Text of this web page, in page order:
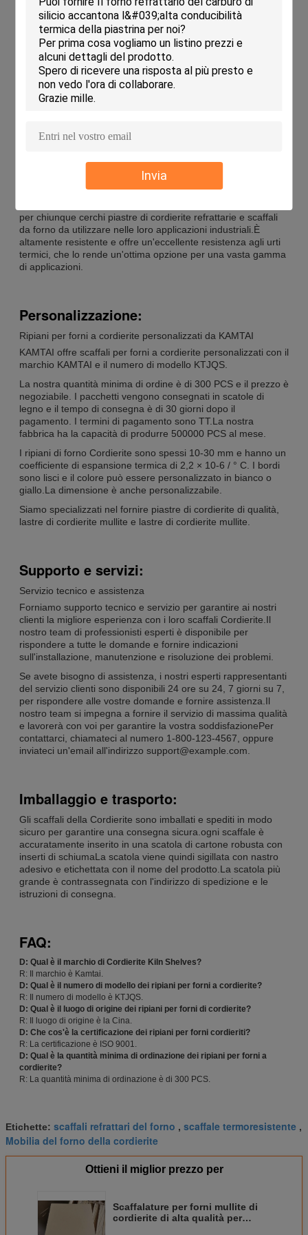
Invia
Applicazioni:
KAMTAI KTJQS Mensole per forni a cordierite
KAMTAI KTJQS Cordierite Kiln Shelves sono la scelta perfetta
per molte applicazioni industriali, come forni, forni, forni e
altro ancora.che è noto per la sua eccellente resistenza allo
shock termico e il suo basso coefficiente di espansione
termicaÈ altamente resistente, con una densità di 1,9-2,2
KAMTAI KTJQS Cordierite Kiln Shelves sono certificati ISO
300 pezzi.Le condizioni di pagamento sono TT e la capacità
di fornitura è di 500000 pezzi al meseQuesto prodotto è
confezionato in una scatola di legno per una consegna sicura.
per chiunque cerchi piastre di cordierite refrattarie e scaffali
da forno da utilizzare nelle loro applicazioni industriali.È
altamente resistente e offre un'eccellente resistenza agli urti
termici, che lo rende un'ottima opzione per una vasta gamma
di applicazioni.
Personalizzazione:
Ripiani per forni a cordierite personalizzati da KAMTAI
KAMTAI offre scaffali per forni a cordierite personalizzati con il
marchio KAMTAI e il numero di modello KTJQS.
La nostra quantità minima di ordine è di 300 PCS e il prezzo è
negoziabile. I pacchetti vengono consegnati in scatole di
legno e il tempo di consegna è di 30 giorni dopo il
pagamento. I termini di pagamento sono TT.La nostra
fabbrica ha la capacità di produrre 500000 PCS al mese.
I ripiani di forno Cordierite sono spessi 10-30 mm e hanno un
coefficiente di espansione termica di 2,2 × 10-6 / ° C. I bordi
sono lisci e il colore può essere personalizzato in bianco o
giallo.La dimensione è anche personalizzabile.
Siamo specializzati nel fornire piastre di cordierite di qualità,
lastre di cordierite mullite e lastre di cordierite mullite.
Supporto e servizi:
Servizio tecnico e assistenza
Forniamo supporto tecnico e servizio per garantire ai nostri
clienti la migliore esperienza con i loro scaffali Cordierite.Il
nostro team di professionisti esperti è disponibile per
rispondere a tutte le domande e fornire indicazioni
sull'installazione, manutenzione e risoluzione dei problemi.
Se avete bisogno di assistenza, i nostri esperti rappresentanti
del servizio clienti sono disponibili 24 ore su 24, 7 giorni su 7,
per rispondere alle vostre domande e fornire assistenza.Il
nostro team si impegna a fornire il servizio di massima qualità
e lavorerà con voi per garantire la vostra soddisfazionePer
contattarci, chiamateci al numero 1-800-123-4567, oppure
inviateci un'email all'indirizzo support@example.com.
Imballaggio e trasporto:
Gli scaffali della Cordierite sono imballati e spediti in modo
sicuro per garantire una consegna sicura.ogni scaffale è
accuratamente inserito in una scatola di cartone robusta con
inserti di schiumaLa scatola viene quindi sigillata con nastro
adesivo e etichettata con il nome del prodotto.La scatola più
grande è contrassegnata con l'indirizzo di spedizione e le
istruzioni di consegna.
FAQ:
D: Qual è il marchio di Cordierite Kiln Shelves?
R: Il marchio è Kamtai.
D: Qual è il numero di modello dei ripiani per forni a cordierite?
R: Il numero di modello è KTJQS.
D: Qual è il luogo di origine dei ripiani per forni di cordierite?
R: Il luogo di origine è la Cina.
D: Che cos'è la certificazione dei ripiani per forni cordieriti?
R: La certificazione è ISO 9001.
D: Qual è la quantità minima di ordinazione dei ripiani per forni a
cordierite?
R: La quantità minima di ordinazione è di 300 PCS.
Etichette: scaffali refrattari del forno , scaffale termoresistente ,
Mobilia del forno della cordierite
Ottieni il miglior prezzo per
Scaffalature per forni mullite di
cordierite di alta qualità per